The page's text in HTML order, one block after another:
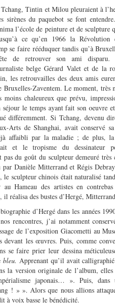
Tintin et Milou pleuraient à
sirènes du paquebot se font
l’école de peinture et de sculpture
ce qu’en 1966 la Révolution
se faire rééduquer tandis qu’à
de retrouver son ami disparu.
belge Gérard Valet et de la
les retrouvailles des deux amis
Bruxelles-Zaventem. Le moment, très
moins chaleureux que prévu,
le temps ayant fait son oeuvre
différemment. Si Tchang, devenu
Arts de Shanghai, avait conservé
affaibli par la maladie ; de plus, la
et le tropisme du dessinateur
pas du goût du sculpteur demeuré très
Danièle Mitterrand et Régis
le sculpteur chinois était naturalisé
Hameau des artistes en
il réalisa des bustes d’Hergé,
d’Hergé dans les années
rencontres, j’ai notamment
de l’exposition Giacometti au
devant les œuvres. Puis, comme
se faire prier leur dessina
bleu. Apprenant qu’il avait
la version originale de l’album,
japonais… ». Puis,
! » ». Alors que nous allions
à voix basse le bénédicité.